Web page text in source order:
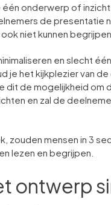
één onderwerp of
de presentatie
niet kunnen begrijpen.
en slecht
je het kijkplezier van de
dit de mogelijkheid om
en zal de
zouden mensen in 3
lezen en begrijpen.
ontwerp